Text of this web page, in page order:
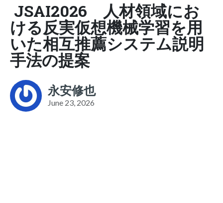
JSAI2026 人材領域にお
ける反実仮想機械学習を用
いた相互推薦システム説明
手法の提案
永安修也
June 23, 2026